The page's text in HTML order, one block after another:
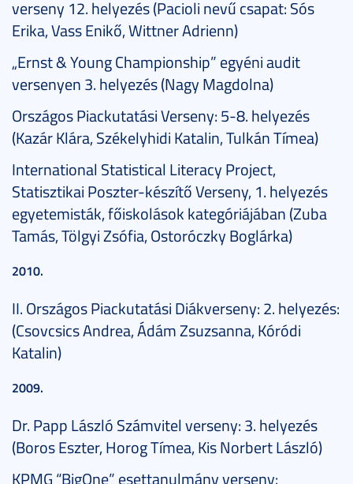
verseny 12. helyezés (Pacioli nevű csapat: Sós
Erika, Vass Enikő, Wittner Adrienn)
„Ernst & Young Championship” egyéni audit
versenyen 3. helyezés (Nagy Magdolna)
Országos Piackutatási Verseny: 5-8. helyezés
(Kazár Klára, Székelyhidi Katalin, Tulkán Tímea)
International Statistical Literacy Project,
Statisztikai Poszter-készítő Verseny, 1. helyezés
egyetemisták, főiskolások kategóriájában (Zuba
Tamás, Tölgyi Zsófia, Ostoróczky Boglárka)
2010.
II. Országos Piackutatási Diákverseny: 2. helyezés:
(Csovcsics Andrea, Ádám Zsuzsanna, Kóródi
Katalin)
2009.
Dr. Papp László Számvitel verseny: 3. helyezés
(Boros Eszter, Horog Tímea, Kis Norbert László)
KPMG “BigOne” esettanulmány verseny: